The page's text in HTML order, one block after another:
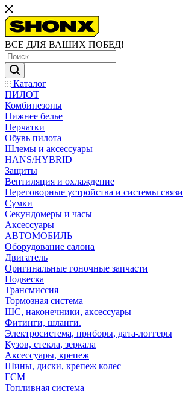
ВСЕ ДЛЯ ВАШИХ ПОБЕД!
Каталог
ПИЛОТ
Комбинезоны
Нижнее белье
Перчатки
Обувь пилота
Шлемы и аксессуары
HANS/HYBRID
Защиты
Вентиляция и охлаждение
Переговорные устройства и системы связи
Сумки
Секундомеры и часы
Аксессуары
АВТОМОБИЛЬ
Оборудование салона
Двигатель
Оригинальные гоночные запчасти
Подвеска
Трансмиссия
Тормозная система
ШС, наконечники, аксессуары
Фитинги, шланги.
Электросистема, приборы, дата-логгеры
Кузов, стекла, зеркала
Аксессуары, крепеж
Шины, диски, крепеж колес
ГСМ
Топливная система